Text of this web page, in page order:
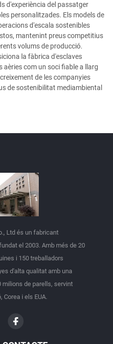
d'experiència del passatger
personalitzades. Els models de
d'escala sostenibles
mantenint preus competitius
volums de producció.
la fàbrica d'esclaves
aèries com un soci fiable a llarg
de les companyies
de sostenibilitat mediambiental
Ltd és un fabricant
el 2003. Amb més de 20
i 150 treballadors
d'alta qualitat amb una
de parells, servint
i els EUA.